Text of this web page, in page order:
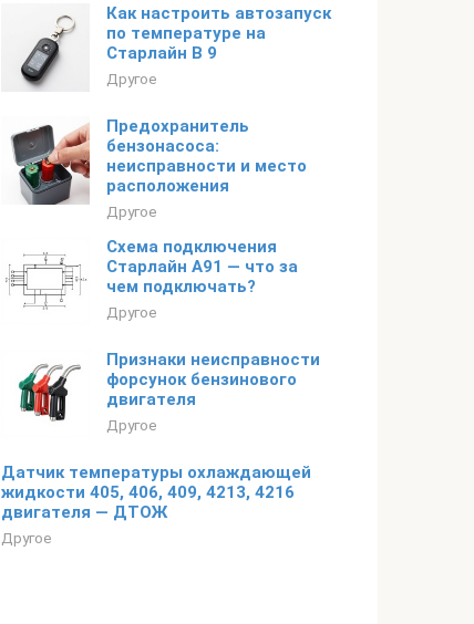
Как настроить автозапуск
по температуре на
Старлайн B 9
Другое
Предохранитель
бензонасоса:
неисправности и место
расположения
Другое
Схема подключения
Старлайн А91 — что за
чем подключать?
Другое
Признаки неисправности
форсунок бензинового
двигателя
Другое
Датчик температуры охлаждающей
жидкости 405, 406, 409, 4213, 4216
двигателя — ДТОЖ
Другое